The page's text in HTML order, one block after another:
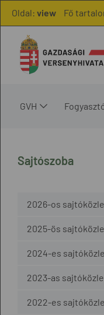
Oldal: view Fő
GVH
Sajtószoba
2026-os
2025-ös
2024-es
2023-as
2022-es